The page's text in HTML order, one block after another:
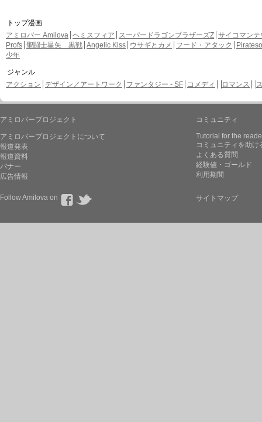
トップ漫画
アミロバー Amilova ヘミスフィア スーパードラゴンブラザーズZ サイコマンテ
Profs 聖闘士星矢 黒戦 Angelic Kiss ウサギとカメ フード・アタック
少年
ジャンル
アクション デザイン／アートワーク ファンタジー - SF コメディ ロマンス
アミロバープロジェクト
アミロバープロジェクトについて
報道発表
報道資料
バナー
広告情報
コミュニティ
Tutorial for the
コミュニティを助け
よくある質問
経験値・ゴールド
利用期間
Follow Amilova on サイトマップ